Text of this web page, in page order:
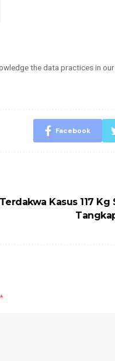
the data practices in our
Facebook
Kasus 117 Kg
*